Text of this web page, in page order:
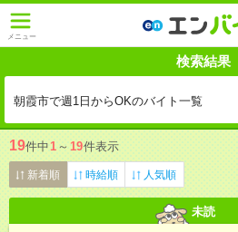
メニュー
検索結果
朝霞市で週1日からOKのバイト一覧
19件中1 ～ 19件表示
新着順 時給順 人気順
未読